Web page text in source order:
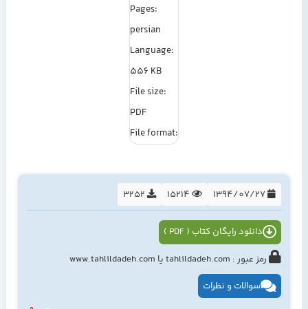
Pages:
persian
Language:
556 KB
File size:
PDF
File format:
1394/07/27
3252
دانلود رایگان کتاب ( PDF )
رمز عبور : tahlildadeh.com یا www.tahlildadeh.com
سوالات و نظرات